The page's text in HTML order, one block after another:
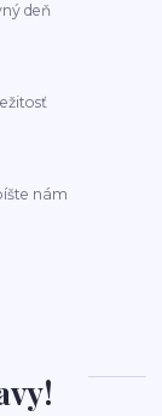
deň
nám